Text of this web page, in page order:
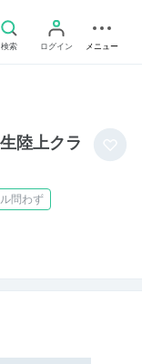
検索
ログイン メニュー
陸上クラ
問わず